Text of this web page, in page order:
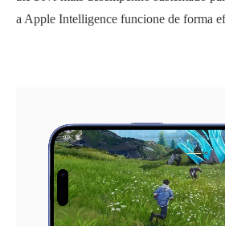
a Apple Intelligence funcione de forma